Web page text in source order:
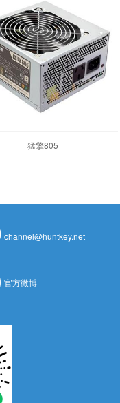
猛擎805
channel@huntkey.net
官方微博